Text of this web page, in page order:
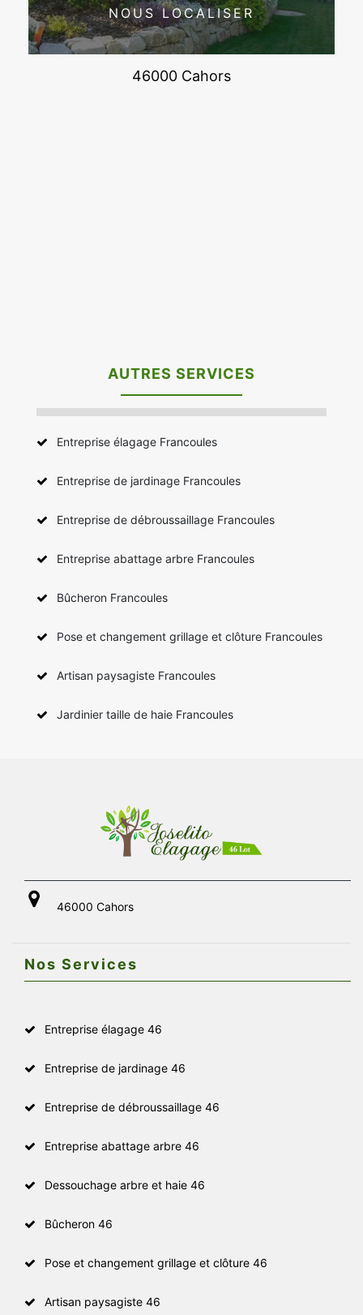
NOUS LOCALISER
46000 Cahors
AUTRES SERVICES
Entreprise élagage Francoules
Entreprise de jardinage Francoules
Entreprise de débroussaillage Francoules
Entreprise abattage arbre Francoules
Bûcheron Francoules
Pose et changement grillage et clôture Francoules
Artisan paysagiste Francoules
Jardinier taille de haie Francoules
46000 Cahors
Nos Services
Entreprise élagage 46
Entreprise de jardinage 46
Entreprise de débroussaillage 46
Entreprise abattage arbre 46
Dessouchage arbre et haie 46
Bûcheron 46
Pose et changement grillage et clôture 46
Artisan paysagiste 46